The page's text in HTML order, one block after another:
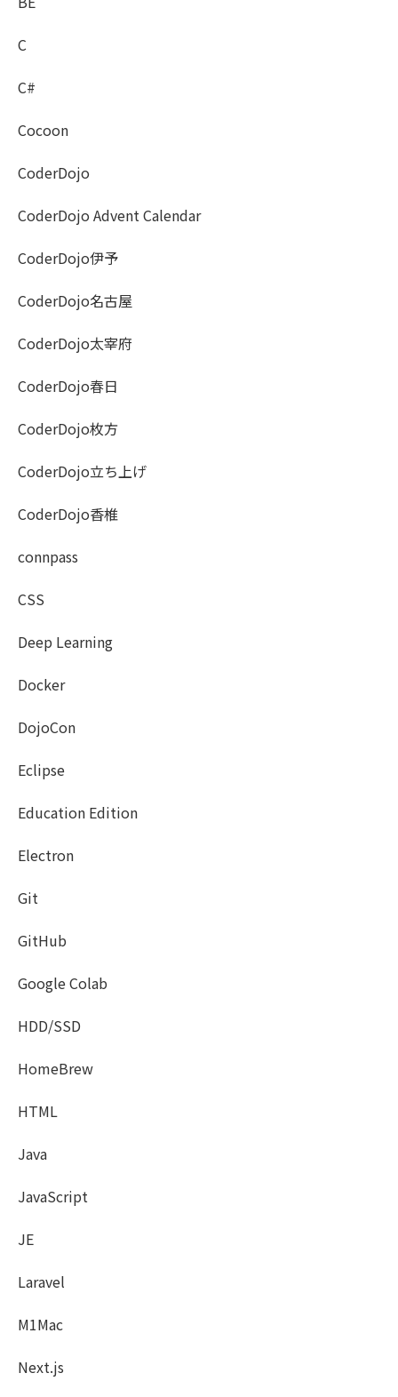
C
C#
Cocoon
CoderDojo
CoderDojo Advent Calendar
CoderDojo伊予
CoderDojo名古屋
CoderDojo太宰府
CoderDojo春日
CoderDojo枚方
CoderDojo立ち上げ
CoderDojo香椎
connpass
CSS
Deep Learning
Docker
DojoCon
Eclipse
Education Edition
Electron
Git
GitHub
Google Colab
HDD/SSD
HomeBrew
HTML
Java
JavaScript
JE
Laravel
M1Mac
Next.js